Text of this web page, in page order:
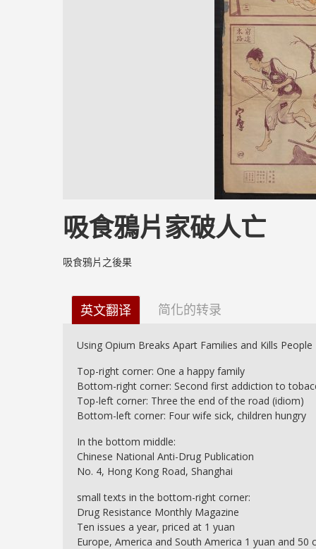
吸食鴉片家破人亡
吸食鴉片之後果
英文翻译 简化的转录
Using Opium Breaks Apart Families and Kills People
Top-right corner: One a happy family
Bottom-right corner: Second first addiction to
Top-left corner: Three the end of the road (idiom)
Bottom-left corner: Four wife sick, children hungry
In the bottom middle:
Chinese National Anti-Drug Publication
No. 4, Hong Kong Road, Shanghai
small texts in the bottom-right corner:
Drug Resistance Monthly Magazine
Ten issues a year, priced at 1 yuan
Europe, America and South America 1 yuan and 50